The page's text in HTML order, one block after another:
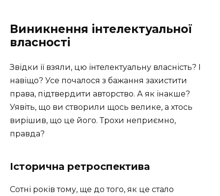
Виникнення інтелектуальної
власності
Звідки її взяли, цю інтелектуальну власність? І
навіщо? Усе почалося з бажання захистити
права, підтвердити авторство. А як інакше?
Уявіть, що ви створили щось велике, а хтось
вирішив, що це його. Трохи неприємно,
правда?
Історична ретроспектива
Сотні років тому, ще до того, як це стало